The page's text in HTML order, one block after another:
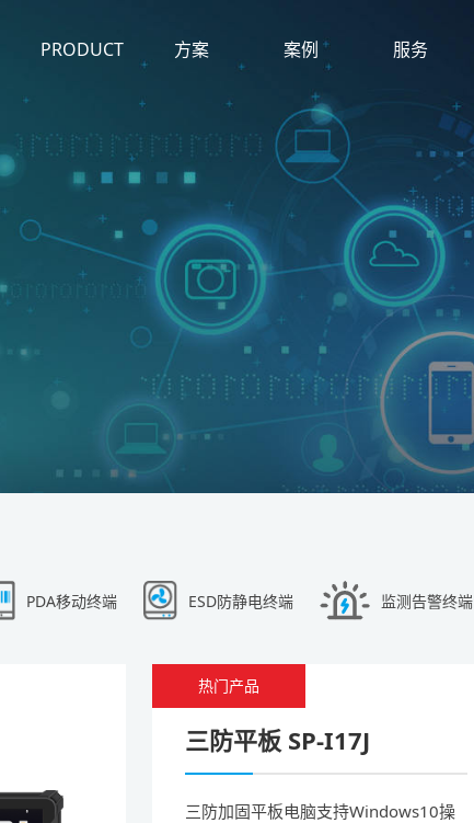
PRODUCT
方案
案例
服务
PDA移动终端 ESD防静电终端 监测告警终端
热门产品
三防平板 SP-I17J
三防加固平板电脑支持Windows10操